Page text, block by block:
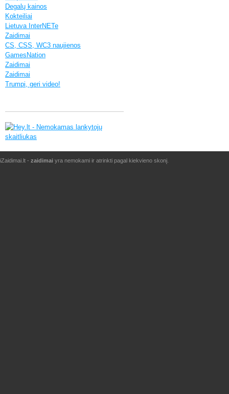
Degalų kainos
Kokteiliai
Lietuva InterNETe
Zaidimai
CS, CSS, WC3 naujienos
GamesNation
Zaidimai
Zaidimai
Trumpi, geri video!
iZaidimai.lt - zaidimai yra nemokami ir atrinkti pagal kiekvieno skonį.